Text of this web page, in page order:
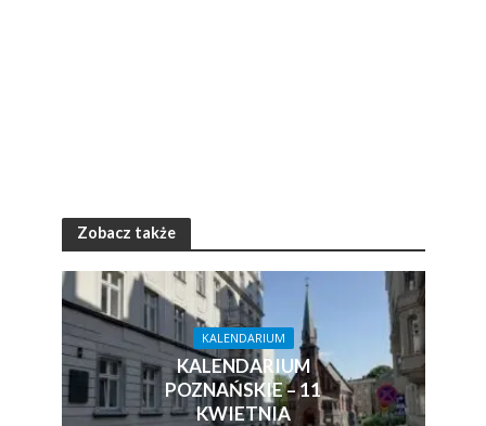
Zobacz także
KALENDARIUM
KALENDARIUM
POZNAŃSKIE – 11
KWIETNIA